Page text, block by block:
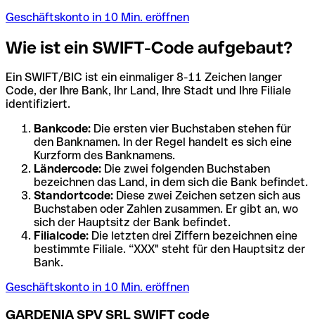
Geschäftskonto in 10 Min. eröffnen
Wie ist ein SWIFT-Code aufgebaut?
Ein SWIFT/BIC ist ein einmaliger 8-11 Zeichen langer
Code, der Ihre Bank, Ihr Land, Ihre Stadt und Ihre Filiale
identifiziert.
Bankcode: Die ersten vier Buchstaben stehen für
den Banknamen. In der Regel handelt es sich eine
Kurzform des Banknamens.
Ländercode: Die zwei folgenden Buchstaben
bezeichnen das Land, in dem sich die Bank befindet.
Standortcode: Diese zwei Zeichen setzen sich aus
Buchstaben oder Zahlen zusammen. Er gibt an, wo
sich der Hauptsitz der Bank befindet.
Filialcode: Die letzten drei Ziffern bezeichnen eine
bestimmte Filiale. “XXX" steht für den Hauptsitz der
Bank.
Geschäftskonto in 10 Min. eröffnen
GARDENIA SPV SRL SWIFT code